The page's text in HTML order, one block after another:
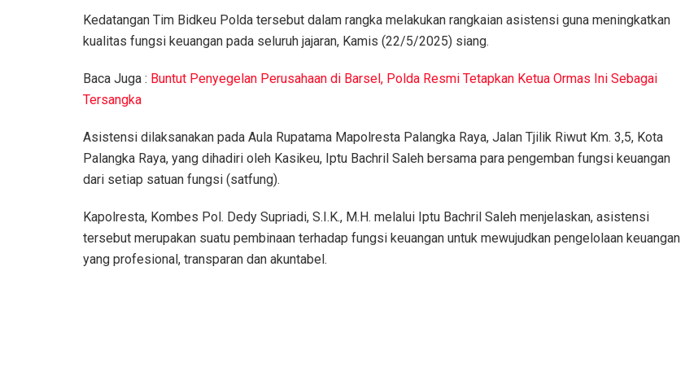
Kedatangan Tim Bidkeu Polda tersebut dalam rangka melakukan rangkaian asistensi guna meningkatkan
kualitas fungsi keuangan pada seluruh jajaran, Kamis (22/5/2025) siang.
Baca Juga : Buntut Penyegelan Perusahaan di Barsel, Polda Resmi Tetapkan Ketua Ormas Ini Sebagai
Tersangka
Asistensi dilaksanakan pada Aula Rupatama Mapolresta Palangka Raya, Jalan Tjilik Riwut Km. 3,5, Kota
Palangka Raya, yang dihadiri oleh Kasikeu, Iptu Bachril Saleh bersama para pengemban fungsi keuangan
dari setiap satuan fungsi (satfung).
Kapolresta, Kombes Pol. Dedy Supriadi, S.I.K., M.H. melalui Iptu Bachril Saleh menjelaskan, asistensi
tersebut merupakan suatu pembinaan terhadap fungsi keuangan untuk mewujudkan pengelolaan keuangan
yang profesional, transparan dan akuntabel.